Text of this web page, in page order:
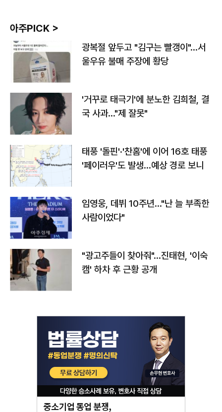
아주PICK >
광복절 앞두고 "김구는 빨갱이"…서
울우유 불매 주장에 황당
'거꾸로 태극기'에 분노한 김희철, 결
국 사과…"제 잘못"
태풍 '돌핀'·'찬홈'에 이어 16호 태풍
'페이러우'도 발생…예상 경로 보니
임영웅, 데뷔 10주년…"난 늘 부족한
사람이었다"
"광고주들이 찾아줘"…진태현, '이숙
캠' 하차 후 근황 공개